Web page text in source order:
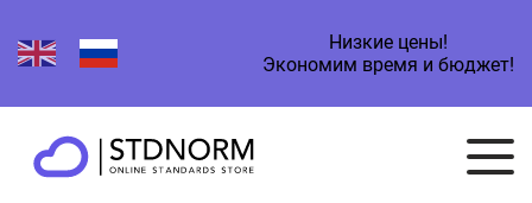
Низкие цены!
Экономим время и бюджет!